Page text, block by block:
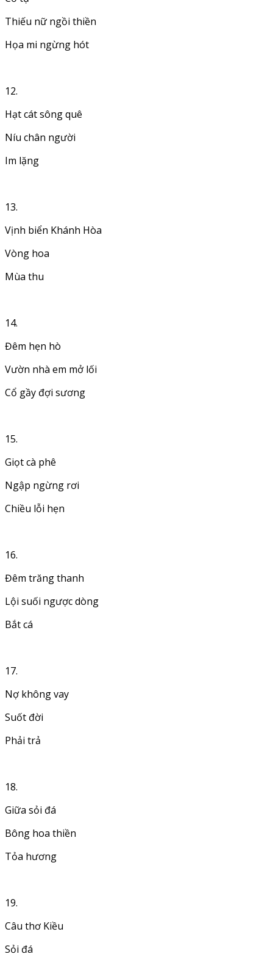
Thiếu nữ ngồi thiền
Họa mi ngừng hót
12.
Hạt cát sông quê
Níu chân người
Im lặng
13.
Vịnh biển Khánh Hòa
Vòng hoa
Mùa thu
14.
Đêm hẹn hò
Vườn nhà em mở lối
Cổ gầy đợi sương
15.
Giọt cà phê
Ngập ngừng rơi
Chiều lỗi hẹn
16.
Đêm trăng thanh
Lội suối ngược dòng
Bắt cá
17.
Nợ không vay
Suốt đời
Phải trả
18.
Giữa sỏi đá
Bông hoa thiền
Tỏa hương
19.
Câu thơ Kiều
Sỏi đá